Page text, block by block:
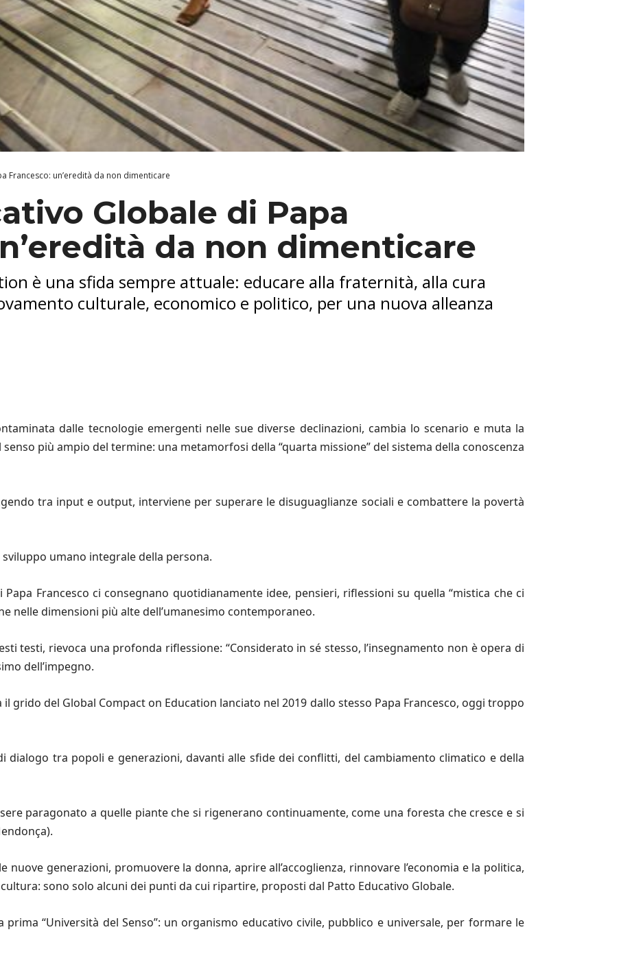
Francesco: un’eredità da non dimenticare
Globale di Papa
da non dimenticare
è una sfida sempre attuale: educare alla fraternità, alla cura
culturale, economico e politico, per una nuova alleanza
dalle tecnologie emergenti nelle sue diverse declinazioni, cambia lo scenario e muta la
più ampio del termine: una metamorfosi della “quarta missione” del sistema della conoscenza
tra input e output, interviene per superare le disuguaglianze sociali e combattere la povertà
umano integrale della persona.
Papa Francesco ci consegnano quotidianamente idee, pensieri, riflessioni su quella “mistica che ci
nelle dimensioni più alte dell’umanesimo contemporaneo.
testi, rievoca una profonda riflessione: “Considerato in sé stesso, l’insegnamento non è opera di
dell’impegno.
il grido del Global Compact on Education lanciato nel 2019 dallo stesso Papa Francesco, oggi troppo
dialogo tra popoli e generazioni, davanti alle sfide dei conflitti, del cambiamento climatico e della
paragonato a quelle piante che si rigenerano continuamente, come una foresta che cresce e si
generazioni, promuovere la donna, aprire all’accoglienza, rinnovare l’economia e la politica,
sono solo alcuni dei punti da cui ripartire, proposti dal Patto Educativo Globale.
prima “Università del Senso”: un organismo educativo civile, pubblico e universale, per formare le